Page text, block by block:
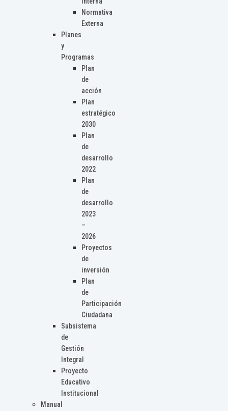
Normativa
Externa
Planes
y
Programas
Plan
de
acción
Plan
estratégico
2030
Plan
de
desarrollo
2022
Plan
de
desarrollo
2023
–
2026
Proyectos
de
inversión
Plan
de
Participación
Ciudadana
Subsistema
de
Gestión
Integral
Proyecto
Educativo
Institucional
Manual